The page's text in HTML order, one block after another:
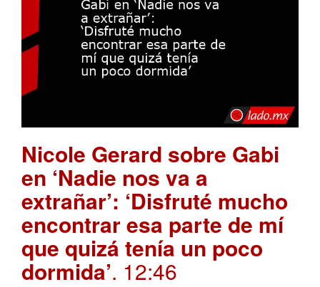
Nicole Gerard sobre Gabi
en ‘Nadie nos va a
extrañar’: ‘Disfruté mucho
encontrar esa parte de mí
que quizá tenía un poco
dormida’. 12:46